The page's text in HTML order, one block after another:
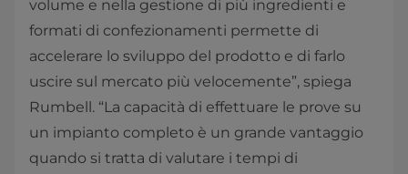
volume e nella gestione di più ingredienti e
formati di confezionamenti permette di
accelerare lo sviluppo del prodotto e di farlo
uscire sul mercato più velocemente”, spiega
Rumbell. “La capacità di effettuare le prove su
un impianto completo è un grande vantaggio
quando si tratta di valutare i tempi di